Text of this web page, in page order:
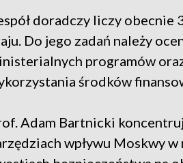
doradczy liczy obecnie
Do jego zadań należy
programów
środków
Adam Bartnicki
wpływu Moskwy